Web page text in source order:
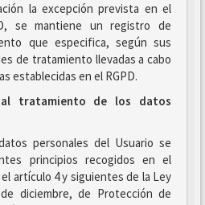
la excepción prevista en el
se mantiene un registro de
que especifica, según sus
de tratamiento llevadas a cabo
establecidas en el RGPD.
al tratamiento de los datos
personales del Usuario se
principios recogidos en el
artículo 4 y siguientes de la Ley
diciembre, de Protección de